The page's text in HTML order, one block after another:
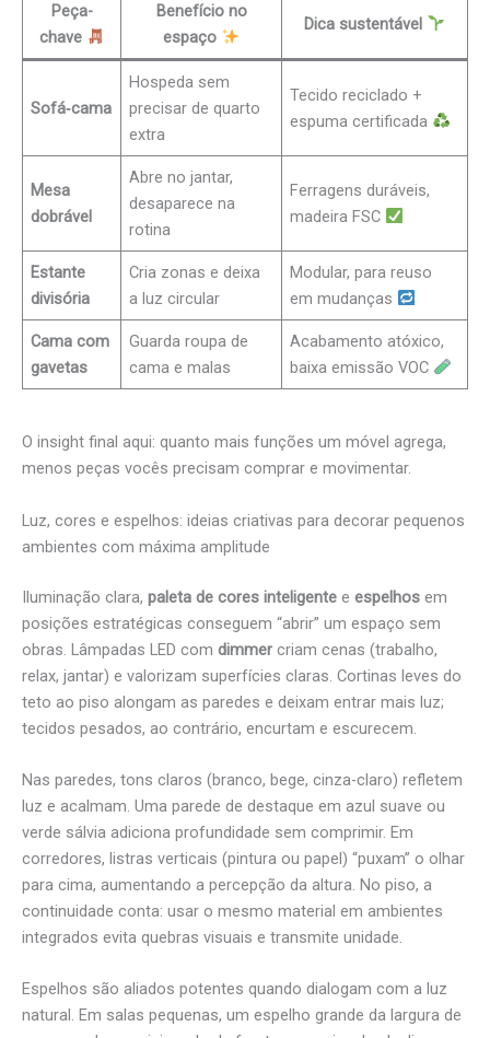
Peça-
chave
Benefício no
espaço
Dica sustentável
Sofá‑cama
Hospeda sem
precisar de quarto
extra
Tecido reciclado +
espuma certificada
Mesa
dobrável
Abre no jantar,
desaparece na
rotina
Ferragens duráveis,
madeira FSC
Estante
divisória
Cria zonas e deixa
a luz circular
Modular, para reuso
em mudanças
Cama com
gavetas
Guarda roupa de
cama e malas
Acabamento atóxico,
baixa emissão VOC
O insight final aqui: quanto mais funções um móvel agrega,
menos peças vocês precisam comprar e movimentar.
Luz, cores e espelhos: ideias criativas para decorar pequenos
ambientes com máxima amplitude
Iluminação clara, paleta de cores inteligente e espelhos em
posições estratégicas conseguem “abrir” um espaço sem
obras. Lâmpadas LED com dimmer criam cenas (trabalho,
relax, jantar) e valorizam superfícies claras. Cortinas leves do
teto ao piso alongam as paredes e deixam entrar mais luz;
tecidos pesados, ao contrário, encurtam e escurecem.
Nas paredes, tons claros (branco, bege, cinza-claro) refletem
luz e acalmam. Uma parede de destaque em azul suave ou
verde sálvia adiciona profundidade sem comprimir. Em
corredores, listras verticais (pintura ou papel) “puxam” o olhar
para cima, aumentando a percepção da altura. No piso, a
continuidade conta: usar o mesmo material em ambientes
integrados evita quebras visuais e transmite unidade.
Espelhos são aliados potentes quando dialogam com a luz
natural. Em salas pequenas, um espelho grande da largura de